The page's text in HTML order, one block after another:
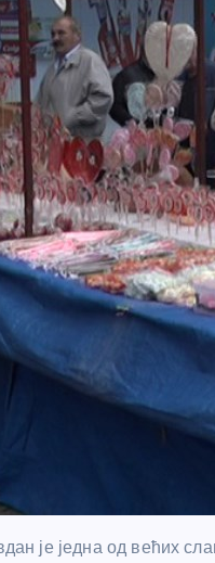
је једна од већих